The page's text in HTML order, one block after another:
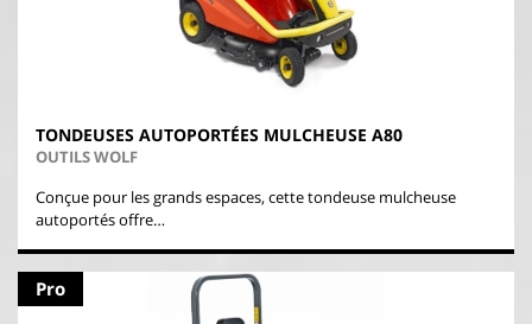
TONDEUSES AUTOPORTÉES MULCHEUSE A80
OUTILS WOLF
Conçue pour les grands espaces, cette tondeuse mulcheuse
autoportés offre…
Pro